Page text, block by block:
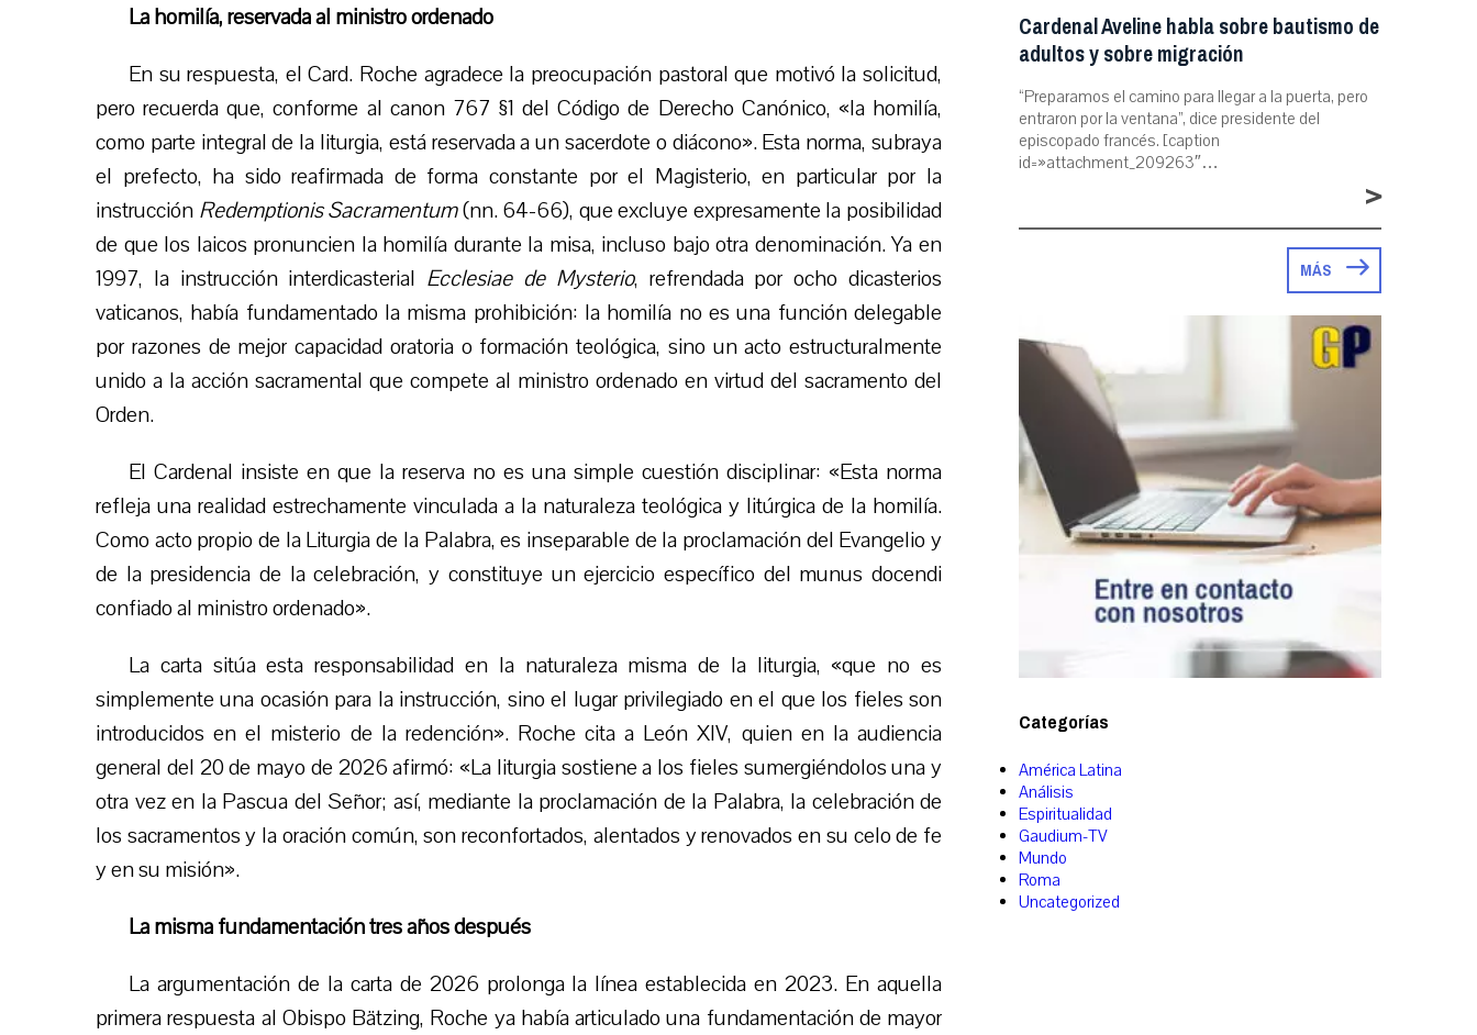
La homilía, reservada al ministro ordenado
En su respuesta, el Card. Roche agradece la preocupación pastoral que motivó la solicitud,
pero recuerda que, conforme al canon 767 §1 del Código de Derecho Canónico, «la homilía,
como parte integral de la liturgia, está reservada a un sacerdote o diácono». Esta norma, subraya
el prefecto, ha sido reafirmada de forma constante por el Magisterio, en particular por la
instrucción Redemptionis Sacramentum(nn. 64-66), que excluye expresamente la posibilidad
de que los laicos pronuncien la homilía durante la misa, incluso bajo otra denominación. Ya en
1997, la instrucción interdicasterial Ecclesiae de Mysterio, refrendada por ocho dicasterios
vaticanos, había fundamentado la misma prohibición: la homilía no es una función delegable
por razones de mejor capacidad oratoria o formación teológica, sino un acto estructuralmente
unido a la acción sacramental que compete al ministro ordenado en virtud del sacramento del
Orden.
El Cardenal insiste en que la reserva no es una simple cuestión disciplinar: «Esta norma
refleja una realidad estrechamente vinculada a la naturaleza teológica y litúrgica de la homilía.
Como acto propio de la Liturgia de la Palabra, es inseparable de la proclamación del Evangelio y
de la presidencia de la celebración, y constituye un ejercicio específico del munus docendi
confiado al ministro ordenado».
La carta sitúa esta responsabilidad en la naturaleza misma de la liturgia, «que no es
simplemente una ocasión para la instrucción, sino el lugar privilegiado en el que los fieles son
introducidos en el misterio de la redención». Roche cita a León XIV, quien en la audiencia
general del 20 de mayo de 2026 afirmó: «La liturgia sostiene a los fieles sumergiéndolos una y
otra vez en la Pascua del Señor; así, mediante la proclamación de la Palabra, la celebración de
los sacramentos y la oración común, son reconfortados, alentados y renovados en su celo de fe
y en su misión».
La misma fundamentación tres años después
La argumentación de la carta de 2026 prolonga la línea establecida en 2023. En aquella
primera respuesta al Obispo Bätzing, Roche ya había articulado una fundamentación de mayor
Cardenal Aveline habla sobre bautismo de
adultos y sobre migración
“Preparamos el camino para llegar a la puerta, pero
entraron por la ventana”, dice presidente del
episcopado francés. [caption
id=»attachment_209263″…
>
MÁS
Categorías
América Latina
Análisis
Espiritualidad
Gaudium-TV
Mundo
Roma
Uncategorized